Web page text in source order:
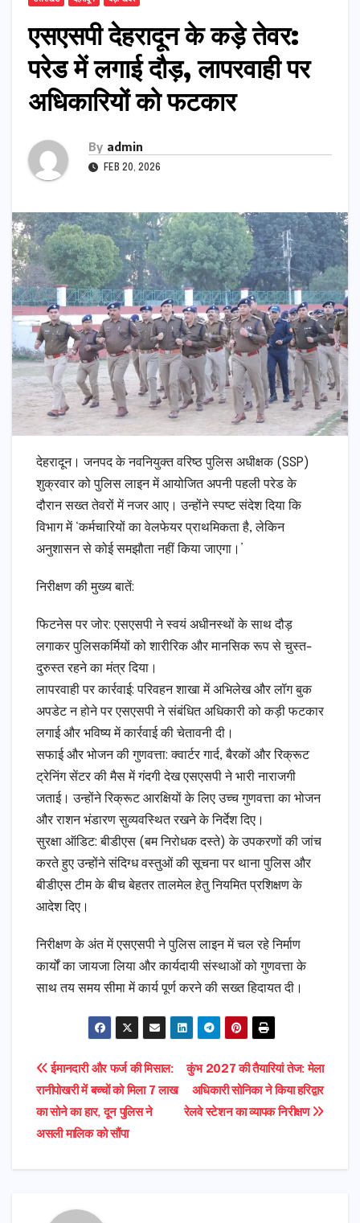
एसएसपी देहरादून के कड़े तेवर:
परेड में लगाई दौड़, लापरवाही पर
अधिकारियों को फटकार
By admin
FEB 20, 2026
देहरादून। जनपद के नवनियुक्त वरिष्ठ पुलिस अधीक्षक (SSP)
शुक्रवार को पुलिस लाइन में आयोजित अपनी पहली परेड के
दौरान सख्त तेवरों में नजर आए। उन्होंने स्पष्ट संदेश दिया कि
विभाग में ‘कर्मचारियों का वेलफेयर प्राथमिकता है, लेकिन
अनुशासन से कोई समझौता नहीं किया जाएगा।’
​निरीक्षण की मुख्य बातें:
​फिटनेस पर जोर: एसएसपी ने स्वयं अधीनस्थों के साथ दौड़
लगाकर पुलिसकर्मियों को शारीरिक और मानसिक रूप से चुस्त-
दुरुस्त रहने का मंत्र दिया।
​लापरवाही पर कार्रवाई: परिवहन शाखा में अभिलेख और लॉग बुक
अपडेट न होने पर एसएसपी ने संबंधित अधिकारी को कड़ी फटकार
लगाई और भविष्य में कार्रवाई की चेतावनी दी।
​सफाई और भोजन की गुणवत्ता: क्वार्टर गार्द, बैरकों और रिक्रूट
ट्रेनिंग सेंटर की मैस में गंदगी देख एसएसपी ने भारी नाराजगी
जताई। उन्होंने रिक्रूट आरक्षियों के लिए उच्च गुणवत्ता का भोजन
और राशन भंडारण सुव्यवस्थित रखने के निर्देश दिए।
​सुरक्षा ऑडिट: बीडीएस (बम निरोधक दस्ते) के उपकरणों की जांच
करते हुए उन्होंने संदिग्ध वस्तुओं की सूचना पर थाना पुलिस और
बीडीएस टीम के बीच बेहतर तालमेल हेतु नियमित प्रशिक्षण के
आदेश दिए।
​निरीक्षण के अंत में एसएसपी ने पुलिस लाइन में चल रहे निर्माण
कार्यों का जायजा लिया और कार्यदायी संस्थाओं को गुणवत्ता के
साथ तय समय सीमा में कार्य पूर्ण करने की सख्त हिदायत दी।
Post
navigation
कुंभ 2027 की तैयारियां तेज: मेला
अधिकारी सोनिका ने किया हरिद्वार
रेलवे स्टेशन का व्यापक निरीक्षण
ईमानदारी और फर्ज की मिसाल:
रानीपोखरी में बच्चों को मिला 7 लाख
का सोने का हार, दून पुलिस ने
असली मालिक को सौंपा